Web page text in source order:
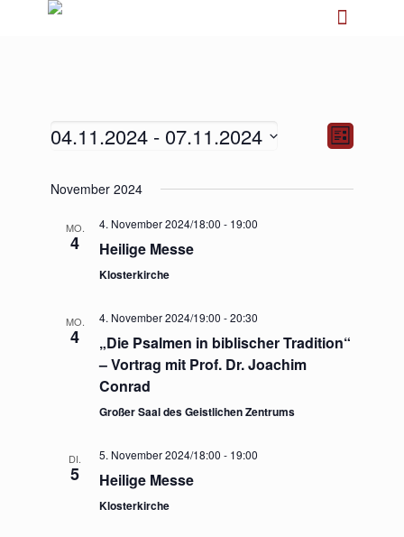
Ansichten-
Navigation
Ansichten-
Liste
04.11.2024 - 07.11.2024
wählen.
November 2024
MO.
4
4. November 2024/18:00 - 19:00
Heilige Messe
Klosterkirche
MO.
4
4. November 2024/19:00 -20:30
„Die Psalmen in biblischer Tradition“
– Vortrag mit Prof. Dr. Joachim
Conrad
Großer Saal des Geistlichen Zentrums
DI.
5
5. November 2024/18:00 - 19:00
Heilige Messe
Klosterkirche